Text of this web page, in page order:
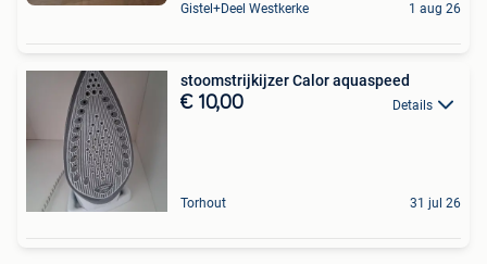
Gistel+Deel Westkerke 1 aug 26
stoomstrijkijzer Calor aquaspeed
€ 10,00 Details
Torhout 31 jul 26